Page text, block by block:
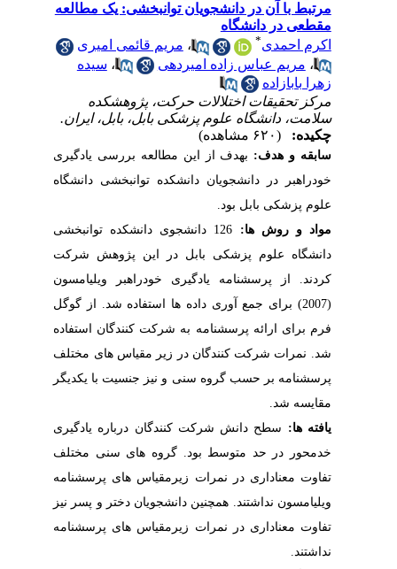
مرتبط با آن در دانشجویان توانبخشی: یک مطالعه
مقطعی در دانشگاه
اکرم احمدی* ،مریم قائمی امیری
،مریم عباس زاده امیردهی ،سیده
زهرا بابازاده
مرکز تحقیقات اختلالات حرکت، پژوهشکده
سلامت، دانشگاه علوم پزشکی بابل، بابل، ایران.
چکیده:
سابقه و هدف:بهدف از این مطالعه بررسی یادگیری
خودراهبر در دانشجویان دانشکده توانبخشی دانشگاه
علوم پزشکی بابل بود.
مواد و روش ها:
126 دانشجوی دانشکده توانبخشی
دانشگاه علوم پزشکی بابل در این پژوهش شرکت
کردند. از پرسشنامه یادگیری خودراهبر ویلیامسون
(2007) برای جمع آوری داده ها استفاده شد. از گوگل
فرم برای ارائه پرسشنامه به شرکت کنندگان استفاده
شد. نمرات شرکت کنندگان در زیر مقیاس های مختلف
پرسشنامه بر حسب گروه سنی و نیز جنسیت با یکدیگر
مقایسه شد.
یافته ها: سطح دانش شرکت کنندگان درباره یادگیری
خدمحور در حد متوسط بود. گروه های سنی مختلف
تفاوت معناداری در نمرات زیرمقیاس های پرسشنامه
ویلیامسون نداشتند. همچنین دانشجویان دختر و پسر نیز
تفاوت معناداری در نمرات زیرمقیاس های پرسشنامه
نداشتند.